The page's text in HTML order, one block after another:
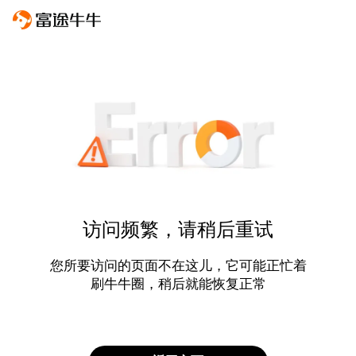
访问频繁，请稍后重试
您所要访问的页面不在这儿，它可能正忙着
刷牛牛圈，稍后就能恢复正常